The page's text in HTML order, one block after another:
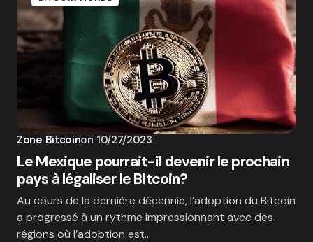
Zone Bitcoinon 10/27/2023
Le Mexique pourrait-il devenir le prochain
pays à légaliser le Bitcoin?
Au cours de la dernière décennie, l’adoption du Bitcoin
a progressé à un rythme impressionnant avec des
régions où l’adoption est…